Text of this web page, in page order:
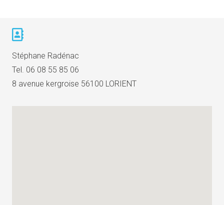
Stéphane Radénac
Tel. 06 08 55 85 06
8 avenue kergroise 56100 LORIENT